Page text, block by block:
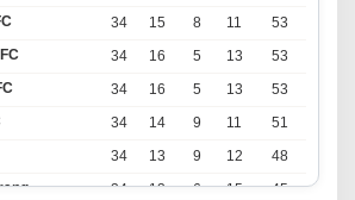
34 15 8 11
53
34 16 5 13
53
34 16 5 13
53
34 14 9 11
51
34 13 9 12
48
34 13 6 15
45